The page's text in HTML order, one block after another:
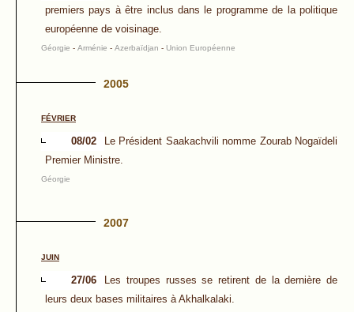
premiers pays à être inclus dans le programme de la politique
européenne de voisinage.
Géorgie - Arménie - Azerbaïdjan - Union Européenne
2005
FÉVRIER
08/02
Le Président Saakachvili nomme Zourab Nogaïdeli
Premier Ministre.
Géorgie
2007
JUIN
27/06
Les troupes russes se retirent de la dernière de
leurs deux bases militaires à Akhalkalaki.